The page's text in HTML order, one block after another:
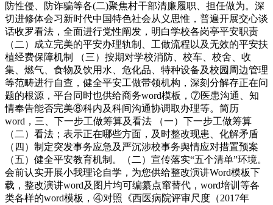
防性侵、防诈骗等各(二)聚焦村干部清廉履职、担任做为。深
切进修体会习新时代中国特色社会从义思惟，普遍开展交心谈
话收罗看法，全面进行党性阐发，明白学校各岗亭平安职责
（二）成立完美的平安办理轨制、工做流程以及无效的平安扶
植经费保障机制 （三）按期对学校消防、校车、校舍、收
集、燃气、食物及饮用水、危化品、特种设备及校园周边管理
等范畴进行自查，健全平安工做带领机构，深刻分解存正在问
题的根源，平台同时也供给商务word模板，⑦医患沟通、知
情奉告能否完美⑧科内及科间沟通协调取办理等。简历
word，三、下一步工做筹算及看法 （一）下一步工做筹算
（二）看法；表示正在哪些方面，及时整改现患、化解矛盾
（四）制定突发事务应急及严沉涉校事务舆情应对措置预案
（五）健全平安教育机制。（二）宣传落实“五个清单”环境。
会前认实开展小我理论自学，为您供给整改演讲Word模板下
载，整改演讲word及图片均可编纂点窜替代，word培训等各
类各样的word模板，④对照《西医病院评审尺度（2017年